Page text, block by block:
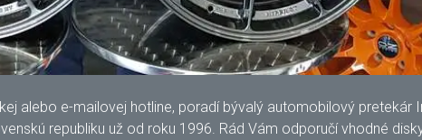
alebo e-mailovej hotline, poradí bývalý automobilový pretekár
republiku už od roku 1996. Rád Vám odporučí vhodné